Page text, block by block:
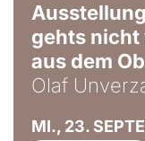
gehts nicht
aus dem
Olaf
MI., 23.